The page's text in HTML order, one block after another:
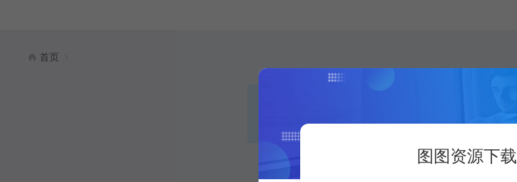
首页
图图资源下载